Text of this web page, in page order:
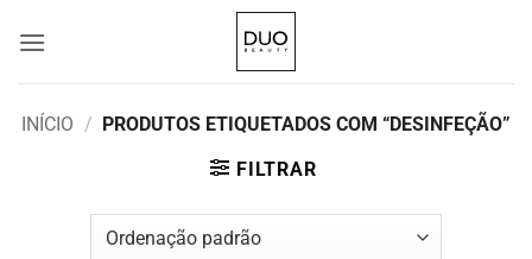
INÍCIO / PRODUTOS ETIQUETADOS COM “DESINFEÇÃO”
FILTRAR